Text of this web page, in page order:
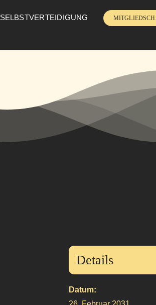
SELBSTVERTEIDIGUNG
Details
Datum: